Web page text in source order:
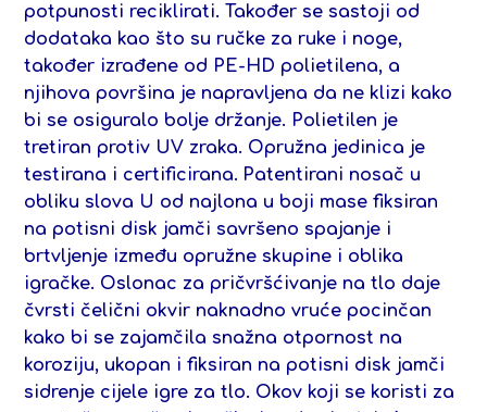
potpunosti reciklirati. Također se sastoji od
dodataka kao što su ručke za ruke i noge,
također izrađene od PE-HD polietilena, a
njihova površina je napravljena da ne klizi kako
bi se osiguralo bolje držanje. Polietilen je
tretiran protiv UV zraka. Opružna jedinica je
testirana i certificirana. Patentirani nosač u
obliku slova U od najlona u boji mase fiksiran
na potisni disk jamči savršeno spajanje i
brtvljenje između opružne skupine i oblika
igračke. Oslonac za pričvršćivanje na tlo daje
čvrsti čelični okvir naknadno vruće pocinčan
kako bi se zajamčila snažna otpornost na
koroziju, ukopan i fiksiran na potisni disk jamči
sidrenje cijele igre za tlo. Okov koji se koristi za